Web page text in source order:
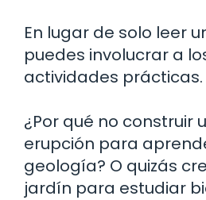
En lugar de solo leer
puedes involucrar a
actividades prácticas.
¿Por qué no construir
erupción para
geología? O quizás
jardín para estudiar